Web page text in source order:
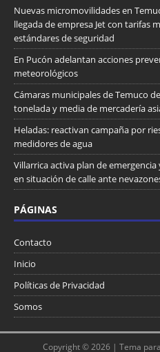
Nuevas micromovilidades en
llegada de empresa Jet con tarifas
estándares de seguridad
En Pucón adelantan acciones
meteorológicos
Cámaras municipales de Temuco
tonelada y media de mercadería
Heladas: reactivan campaña por
medidores de agua
Villarrica activa plan de
en situación de calle ante
PÁGINAS
Contacto
Inicio
Políticas de Privacidad
Somos
Copyright © 2026 | Tema